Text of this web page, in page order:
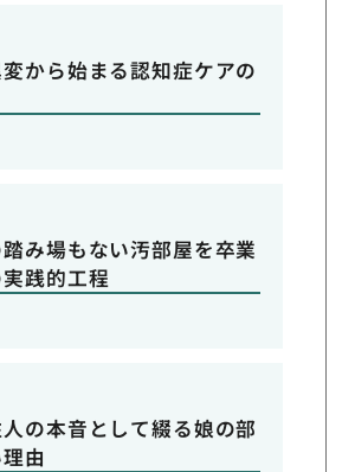
から始まる認知症ケアの
み場もない汚部屋を卒業
践的工程
の本音として綴る娘の部
由